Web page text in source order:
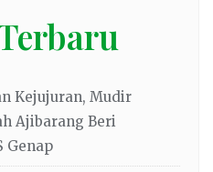
Kejujuran, Mudir
Ajibarang Beri
Genap